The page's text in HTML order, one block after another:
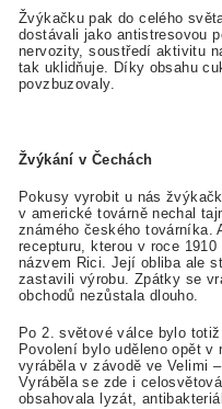
Žvýkačku pak do celého
dostávali jako antistresovou
nervozity, soustředí aktivitu
tak uklidňuje. Díky obsahu
povzbuzovaly.
Žvýkání v Čechách
Pokusy vyrobit u nás
v americké továrně nechal
známého českého továrníka.
recepturu, kterou v roce
názvem Rici. Její obliba ale
zastavili výrobu. Zpátky se
obchodů nezůstala dlouho.
Po 2. světové válce bylo
Povolení bylo uděleno opět
vyráběla v závodě ve Velimi
Vyráběla se zde i
obsahovala lyzát,